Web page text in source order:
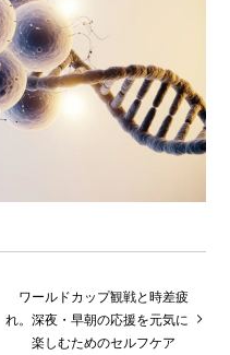
ワールドカップ観戦と時差疲
れ。深夜・早朝の応援を元気に
楽しむためのセルフケア